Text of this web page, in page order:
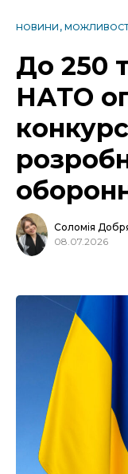
НОВИНИ
До 250
НАТО
Соломія
08.07.2026